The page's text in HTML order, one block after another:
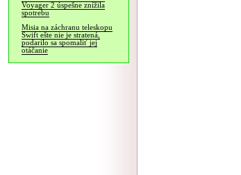
Voyager 2 úspešne znížila
spotrebu
Misia na záchranu teleskopu
Swift ešte nie je stratená,
podarilo sa spomaliť jej
otáčanie